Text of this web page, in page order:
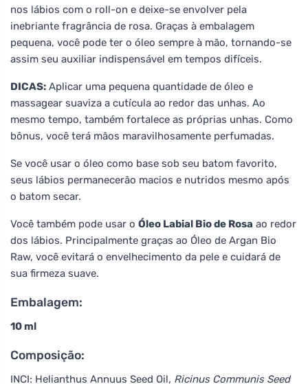
nos lábios com o roll-on e deixe-se envolver pela
inebriante fragrância de rosa. Graças à embalagem
pequena, você pode ter o óleo sempre à mão, tornando-se
assim seu auxiliar indispensável em tempos difíceis.
DICAS: Aplicar uma pequena quantidade de óleo e
massagear suaviza a cutícula ao redor das unhas. Ao
mesmo tempo, também fortalece as próprias unhas. Como
bônus, você terá mãos maravilhosamente perfumadas.
Se você usar o óleo como base sob seu batom favorito,
seus lábios permanecerão macios e nutridos mesmo após
o batom secar.
Você também pode usar o Óleo Labial Bio de Rosa ao redor
dos lábios. Principalmente graças ao Óleo de Argan Bio
Raw, você evitará o envelhecimento da pele e cuidará de
sua firmeza suave.
Embalagem:
10 ml
Composição:
INCI: Helianthus Annuus Seed Oil, Ricinus Communis Seed